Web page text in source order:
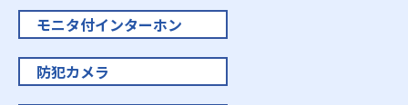
モニタ付インターホン
防犯カメラ